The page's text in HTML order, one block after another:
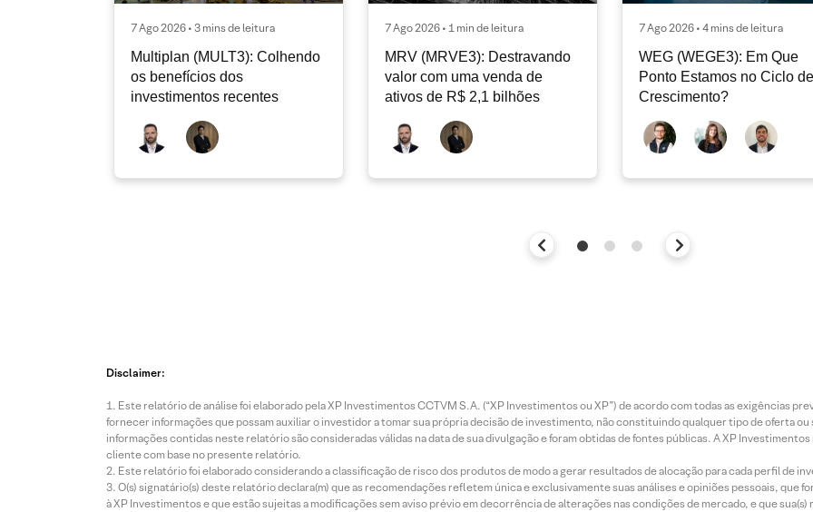
7 Ago 2026 • 3 mins de leitura
Multiplan (MULT3): Colhendo
os benefícios dos
investimentos recentes
7 Ago 2026 • 1 min de leitura
MRV (MRVE3): Destravando
valor com uma venda de
ativos de R$ 2,1 bilhões
7 Ago 2026 • 4 mins de leitura
WEG (WEGE3): Em Que
Ponto Estamos no Ciclo de
Crescimento?
Disclaimer:
Este relatório de análise foi elaborado pela XP Investimentos CCTVM S.A. (“XP Investimentos ou XP”) de acordo com todas as exigências
fornecer informações que possam auxiliar o investidor a tomar sua própria decisão de investimento, não constituindo qualquer tipo de oferta
informações contidas neste relatório são consideradas válidas na data de sua divulgação e foram obtidas de fontes públicas. A XP
cliente com base no presente relatório.
Este relatório foi elaborado considerando a classificação de risco dos produtos de modo a gerar resultados de alocação para cada perfil de
O(s) signatário(s) deste relatório declara(m) que as recomendações refletem única e exclusivamente suas análises e opiniões pessoais, que
à XP Investimentos e que estão sujeitas a modificações sem aviso prévio em decorrência de alterações nas condições de mercado, e que